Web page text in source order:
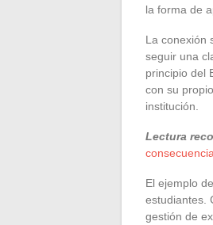
la forma de
La conexión
seguir una
principio del
con su
institución.
Lectura
El ejemplo
estudiantes.
gestión de